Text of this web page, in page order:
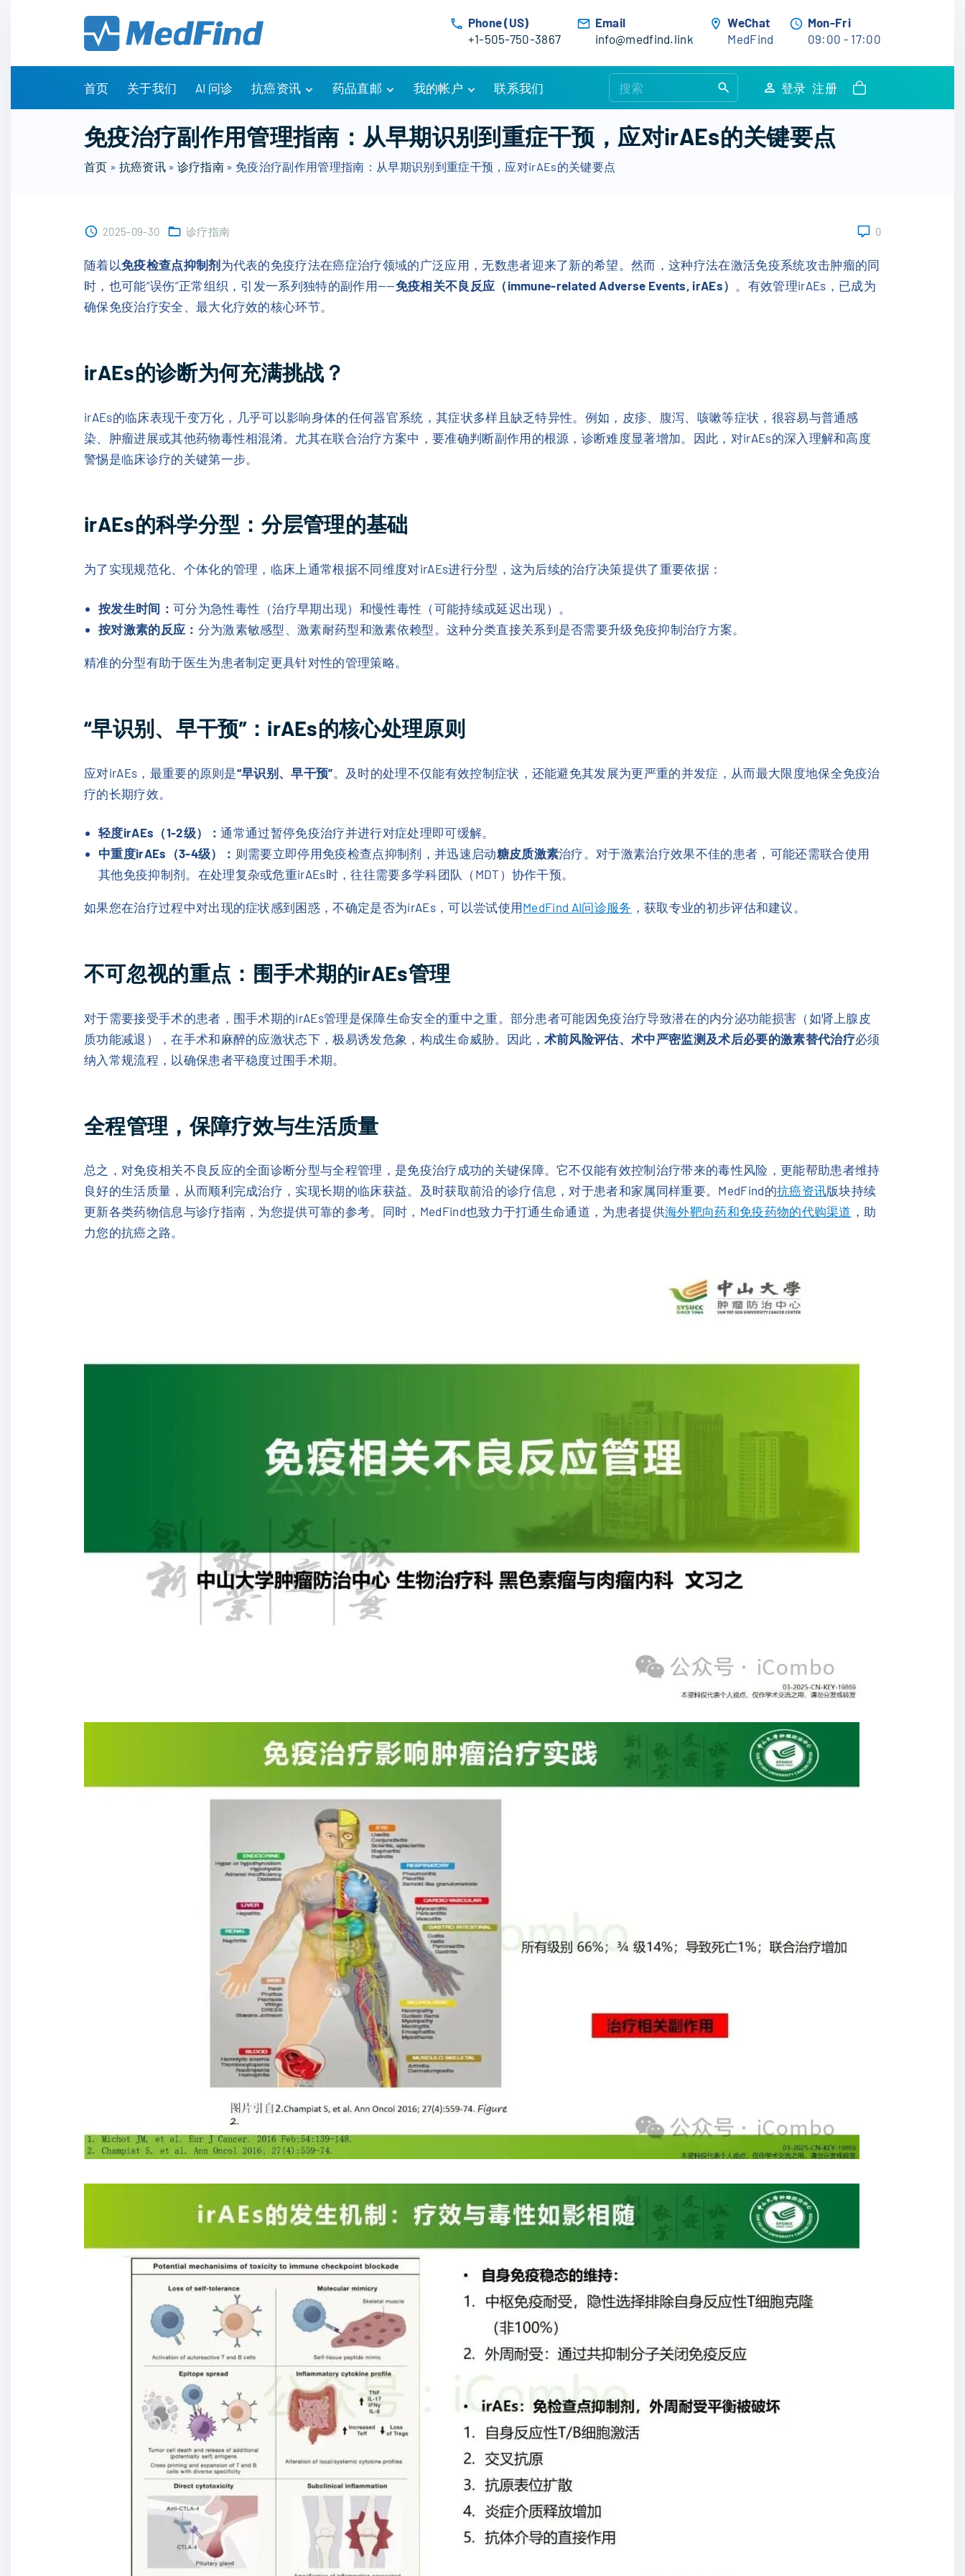
Phone (US)
+1-505-750-3867
Email
info@medfind.link
WeChat
MedFind
Mon-Fri
09:00 - 17:00
首页 关于我们 AI 问诊 抗癌资讯
有问有答
诊疗指南
药物信息
药品直邮
购物车
订单追踪
优惠活动
我的帐户
账户详情
我的订单
联系我们
e
r
:
登录 注册
免疫治疗副作用管理指南：从早期识别到重症干预，应对irAEs的关键要点
首页 » 抗癌资讯» 诊疗指南 » 免疫治疗副作用管理指南：从早期识别到重症干预，应对irAEs的关键要点
2025-09-30 诊疗指南 0
随着以免疫检查点抑制剂 为代表的免疫疗法在癌症治疗领域的广泛应用，无数患者迎来了新的希望。然而，这种疗法在激活免疫系统攻击肿瘤的同
时，也可能“误伤”正常组织，引发一系列独特的副作用——免疫相关不良反应（immune-related Adverse Events, irAEs） 。有效管理irAEs，已成为
确保免疫治疗安全、最大化疗效的核心环节。
irAEs的诊断为何充满挑战？
irAEs的临床表现千变万化，几乎可以影响身体的任何器官系统，其症状多样且缺乏特异性。例如，皮疹、腹泻、咳嗽等症状，很容易与普通感
染、肿瘤进展或其他药物毒性相混淆。尤其在联合治疗方案中，要准确判断副作用的根源，诊断难度显著增加。因此，对irAEs的深入理解和高度
警惕是临床诊疗的关键第一步。
irAEs的科学分型：分层管理的基础
为了实现规范化、个体化的管理，临床上通常根据不同维度对irAEs进行分型，这为后续的治疗决策提供了重要依据：
按发生时间： 可分为急性毒性（治疗早期出现）和慢性毒性（可能持续或延迟出现）。
按对激素的反应： 分为激素敏感型、激素耐药型和激素依赖型。这种分类直接关系到是否需要升级免疫抑制治疗方案。
精准的分型有助于医生为患者制定更具针对性的管理策略。
“早识别、早干预”：irAEs的核心处理原则
应对irAEs，最重要的原则是“早识别、早干预” 。及时的处理不仅能有效控制症状，还能避免其发展为更严重的并发症，从而最大限度地保全免疫治
疗的长期疗效。
轻度irAEs（1-2级）：通常通过暂停免疫治疗并进行对症处理即可缓解。
中重度irAEs（3-4级）： 则需要立即停用免疫检查点抑制剂，并迅速启动糖皮质激素治疗。对于激素治疗效果不佳的患者，可能还需联合使用
其他免疫抑制剂。在处理复杂或危重irAEs时，往往需要多学科团队（MDT）协作干预。
如果您在治疗过程中对出现的症状感到困惑，不确定是否为irAEs，可以尝试使用MedFind AI问诊服务 ，获取专业的初步评估和建议。
不可忽视的重点：围手术期的irAEs管理
对于需要接受手术的患者，围手术期的irAEs管理是保障生命安全的重中之重。部分患者可能因免疫治疗导致潜在的内分泌功能损害（如肾上腺皮
质功能减退），在手术和麻醉的应激状态下，极易诱发危象，构成生命威胁。因此， 术前风险评估、术中严密监测及术后必要的激素替代治疗必须
纳入常规流程，以确保患者平稳度过围手术期。
全程管理，保障疗效与生活质量
总之，对免疫相关不良反应的全面诊断分型与全程管理，是免疫治疗成功的关键保障。它不仅能有效控制治疗带来的毒性风险，更能帮助患者维持
良好的生活质量，从而顺利完成治疗，实现长期的临床获益。及时获取前沿的诊疗信息，对于患者和家属同样重要。MedFind的抗癌资讯版块持续
更新各类药物信息与诊疗指南，为您提供可靠的参考。同时，MedFind也致力于打通生命通道，为患者提供海外靶向药和免疫药物的代购渠道 ，助
力您的抗癌之路。